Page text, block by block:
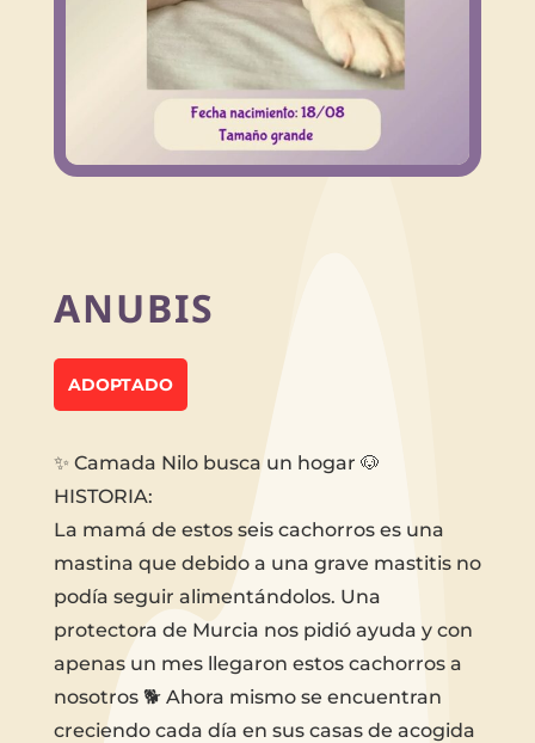
ANUBIS
ADOPTADO
✨ Camada Nilo busca un hogar 🐶
HISTORIA:
La mamá de estos seis cachorros es una
mastina que debido a una grave mastitis no
podía seguir alimentándolos. Una
protectora de Murcia nos pidió ayuda y con
apenas un mes llegaron estos cachorros a
nosotros 🐕 Ahora mismo se encuentran
creciendo cada día en sus casas de acogida